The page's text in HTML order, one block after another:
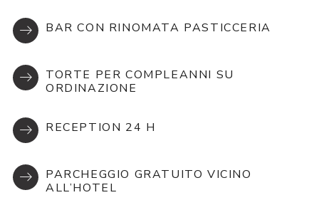
BAR CON RINOMATA PASTICCERIA
TORTE PER COMPLEANNI SU
ORDINAZIONE
RECEPTION 24 H
PARCHEGGIO GRATUITO VICINO
ALL’HOTEL